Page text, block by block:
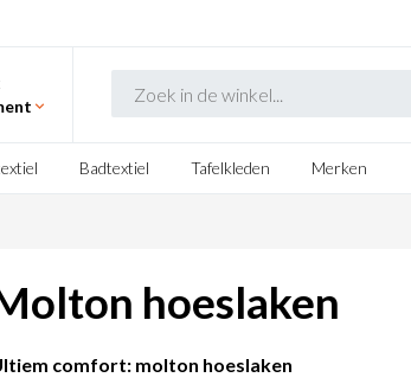
Badtextiel Tafelkleden Merken
hoeslaken
comfort: molton hoeslaken